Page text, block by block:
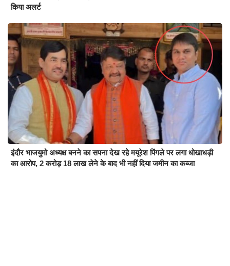
किया अलर्ट
इंदौर भाजयुमो अध्यक्ष बनने का सपना देख रहे मयूरेश पिंगले पर लगा धोखाधड़ी
का आरोप, 2 करोड़ 18 लाख लेने के बाद भी नहीं दिया जमीन का कब्जा